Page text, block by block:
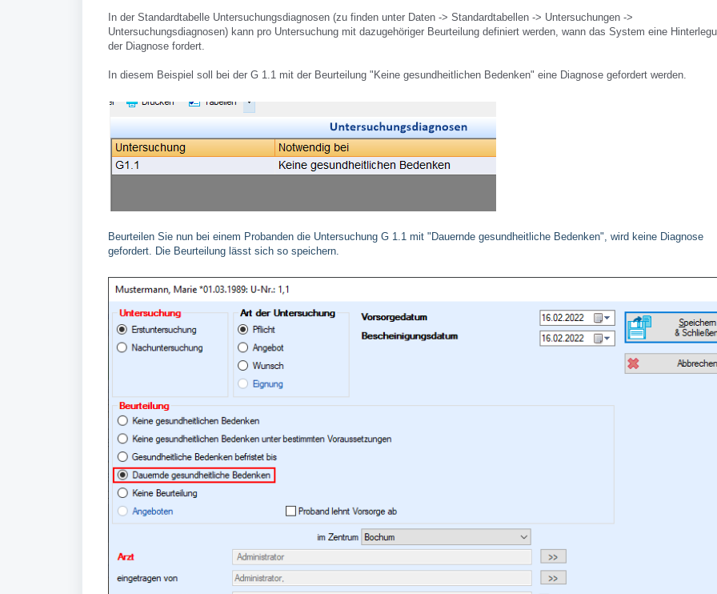
In der Standardtabelle Untersuchungsdiagnosen (zu finden unter Daten -> Standardtabellen -> Untersuchungen ->
Untersuchungsdiagnosen) kann pro Untersuchung mit dazugehöriger Beurteilung definiert werden, wann das System eine
der Diagnose fordert.
In diesem Beispiel soll bei der G 1.1 mit der Beurteilung "Keine gesundheitlichen Bedenken" eine Diagnose gefordert werden.
Beurteilen Sie nun bei einem Probanden die Untersuchung G 1.1 mit "Dauernde gesundheitliche Bedenken", wird keine Diagnose
gefordert. Die Beurteilung lässt sich so speichern.